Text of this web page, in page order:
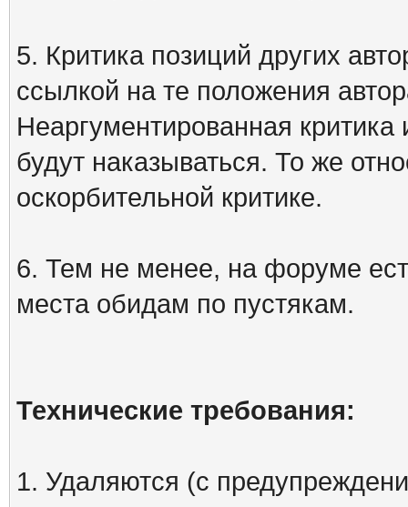
5. Критика позиций других
ссылкой на те положения
Неаргументированная
будут наказываться. То же
оскорбительной критике.
6. Тем не менее, на форуме
места обидам по пустякам.
Технические требования:
1. Удаляются (с